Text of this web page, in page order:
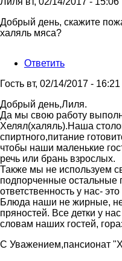
Добрый день, скажите
халяль мяса?
Ответить
Гость вт, 02/14/2017 - 16:21
Ответ
на
Добрый
день,
скажите
от
Лиля
Добрый день,Лиля.
Да мы свою работу
Хелял(халяль).Наша
спиртного,питание
чтобы наши маленькие
речь или брань взрослых.
Также мы не используем
подпорченные остальные
ответственность у нас-
Блюда наши не жирные,
пряностей. Все детки у
словам наших гостей,
С Уважением,пансионат